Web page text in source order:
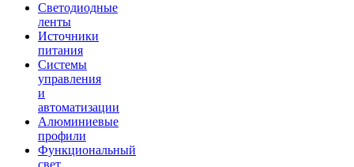
Светодиодные
ленты
Источники
питания
Системы
управления
и
автоматизации
Алюминиевые
профили
Функциональный
свет